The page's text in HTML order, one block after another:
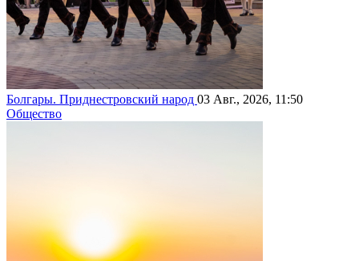
Болгары. Приднестровский народ 03 Авг., 2026, 11:50
Общество